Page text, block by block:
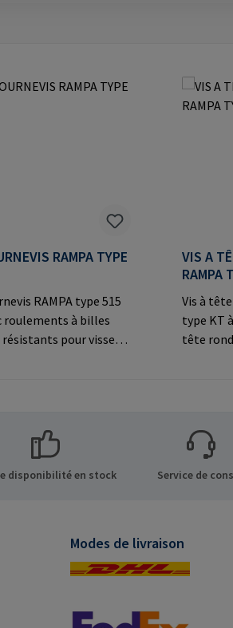
RAMPA TYPE
RAMPA type 515
roulements à billes
pour visser
sur le
RAMPA GmbH &
Auf der Heide 8 21514
VIS A
RAMPA
Vis à
type KT
tête
Büchen
disponibilité en stock Service de
Modes de livraison